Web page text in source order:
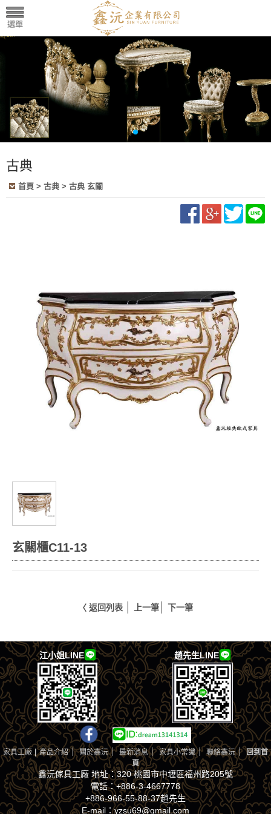
古典
首頁 > 古典 > 古典 玄關
玄關櫃C11-13
〈 返回列表 上一筆 下一筆
江小姐LINE 趙先生LINE
家具工廠 |產品介紹｜關於鑫沅｜ 最新消息｜家具小常識｜ 聯絡鑫沅｜回到首
頁
鑫沅傢具工廠 地址：320 桃園市中壢區福州路205號
電話：+886-3-4667778
+886-966-55-88-37趙先生
E-mail：yzsu69@gmail.com